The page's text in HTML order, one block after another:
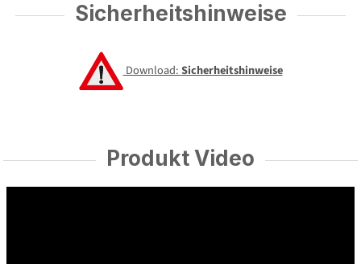
Sicherheitshinweise
Download:Sicherheitshinweise
Produkt Video